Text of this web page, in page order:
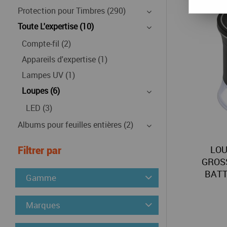
Protection pour Timbres (290)
Toute L'expertise (10)
Compte-fil (2)
Appareils d'expertise (1)
Lampes UV (1)
Loupes (6)
LED (3)
Albums pour feuilles entières (2)
Filtrer par
Gamme
Marques